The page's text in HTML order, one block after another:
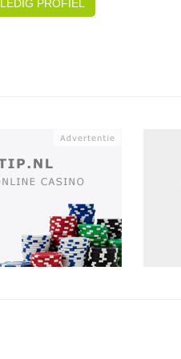
PROFIEL